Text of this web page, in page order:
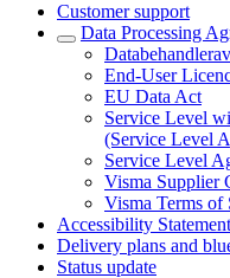
Customer support
Data Processing
End-User
EU Data Act
Service Level
(Service Level
Service Level
Visma Supplier
Visma Terms of
Accessibility
Delivery plans and
Status update